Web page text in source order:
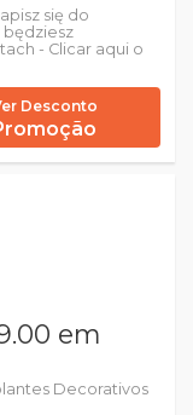
się do
będziesz
- Clicar aqui o
Desconto
em
Decorativos